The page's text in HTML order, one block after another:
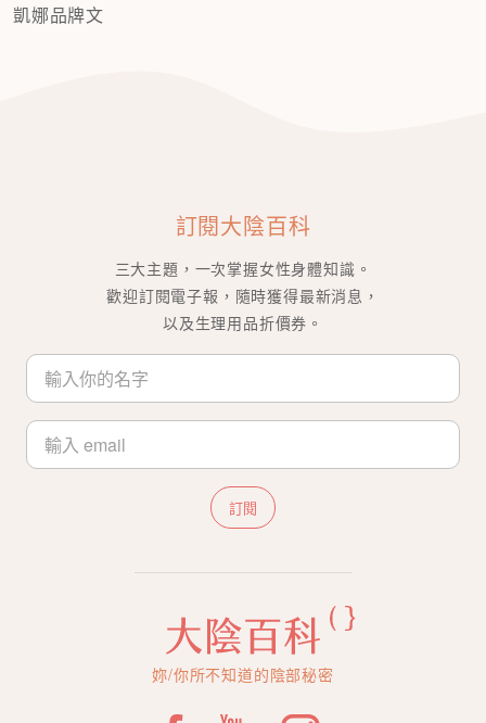
凱娜品牌文
訂閱大陰百科
三大主題，一次掌握女性身體知識。
歡迎訂閱電子報，隨時獲得最新消息，
以及生理用品折價券。
訂閱
妳/你所不知道的陰部秘密